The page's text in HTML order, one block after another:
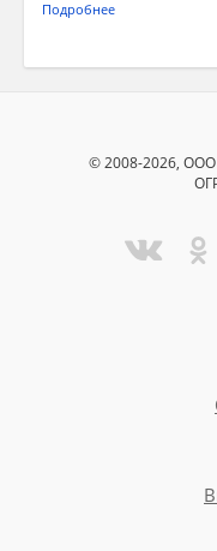
Подробнее
© 2008-2026, ООО